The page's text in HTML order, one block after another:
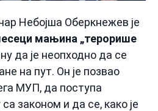
Небојша Оберкнежев је
мањина „терорише
да је неопходно да се
на пут. Он је позвао
МУП, да поступа
законом и да се, како је